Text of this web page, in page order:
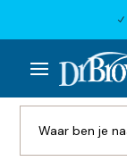
N